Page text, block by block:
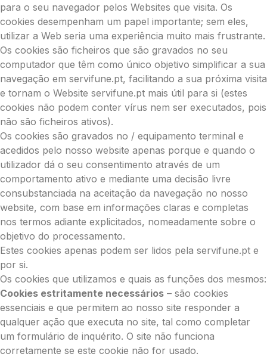
para o seu navegador pelos Websites que visita. Os
cookies desempenham um papel importante; sem eles,
utilizar a Web seria uma experiência muito mais frustrante.
Os cookies são ficheiros que são gravados no seu
computador que têm como único objetivo simplificar a sua
navegação em servifune.pt, facilitando a sua próxima visita
e tornam o Website servifune.pt mais útil para si (estes
cookies não podem conter vírus nem ser executados, pois
não são ficheiros ativos).
Os cookies são gravados no / equipamento terminal e
acedidos pelo nosso website apenas porque e quando o
utilizador dá o seu consentimento através de um
comportamento ativo e mediante uma decisão livre
consubstanciada na aceitação da navegação no nosso
website, com base em informações claras e completas
nos termos adiante explicitados, nomeadamente sobre o
objetivo do processamento.
Estes cookies apenas podem ser lidos pela servifune.pt e
por si.
Os cookies que utilizamos e quais as funções dos mesmos:
Cookies estritamente necessários – são cookies
essenciais e que permitem ao nosso site responder a
qualquer ação que executa no site, tal como completar
um formulário de inquérito. O site não funciona
corretamente se este cookie não for usado.